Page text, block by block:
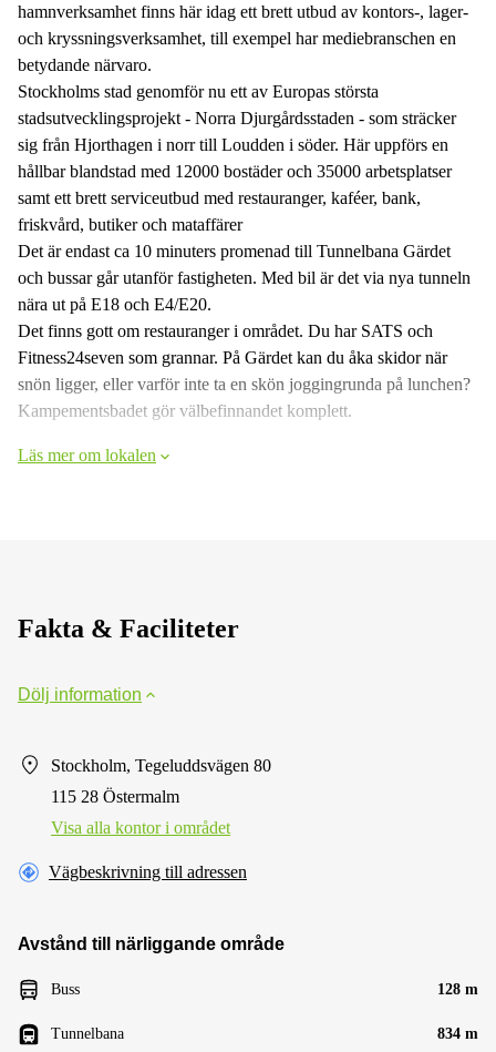
hamnverksamhet finns här idag ett brett utbud av kontors-, lager-
och kryssningsverksamhet, till exempel har mediebranschen en
betydande närvaro.
Stockholms stad genomför nu ett av Europas största
stadsutvecklingsprojekt - Norra Djurgårdsstaden - som sträcker
sig från Hjorthagen i norr till Loudden i söder. Här uppförs en
hållbar blandstad med 12000 bostäder och 35000 arbetsplatser
samt ett brett serviceutbud med restauranger, kaféer, bank,
friskvård, butiker och mataffärer
Det är endast ca 10 minuters promenad till Tunnelbana Gärdet
och bussar går utanför fastigheten. Med bil är det via nya tunneln
nära ut på E18 och E4/E20.
Det finns gott om restauranger i området. Du har SATS och
Fitness24seven som grannar. På Gärdet kan du åka skidor när
snön ligger, eller varför inte ta en skön joggingrunda på lunchen?
Kampementsbadet gör välbefinnandet komplett.
Läs mer om lokalen
Fakta & Faciliteter
Dölj information
Stockholm, Tegeluddsvägen 80
115 28 Östermalm
Visa alla kontor i området
Vägbeskrivning till adressen
Avstånd till närliggande område
Buss 128 m
Tunnelbana 834 m